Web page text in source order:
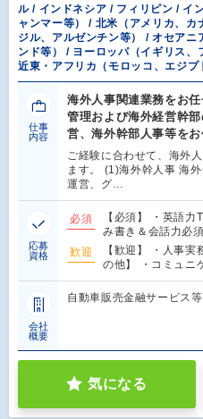
ル / インドネシア / フィリピン / イ
ャンマー等） / 北米（アメリカ、カ
ジル、アルゼンチン等） / オセアニ
ンド等） / ヨーロッパ（イギリス、
近東・アフリカ（モロッコ、エジプ
仕事
内容
海外人事関連業務をお
管理および海外経営幹
営、海外幹部人事等をお
ご経験に合わせて、海外
ます。 (1)海外幹人事 海
運営、グ…
応募
資格
必須
【必須】 ・英語
み書き＆会話力必
歓迎
【歓迎】 ・人事
の他】 ・コミュニ
会社
概要
自動車販売金融サービス
気になる